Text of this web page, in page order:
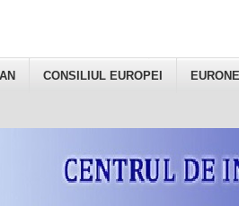
CONSILIUL EUROPEI